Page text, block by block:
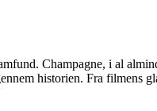
Champagne, i al
historien. Fra